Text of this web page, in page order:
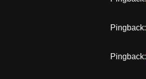
Pingback:
Pingback: